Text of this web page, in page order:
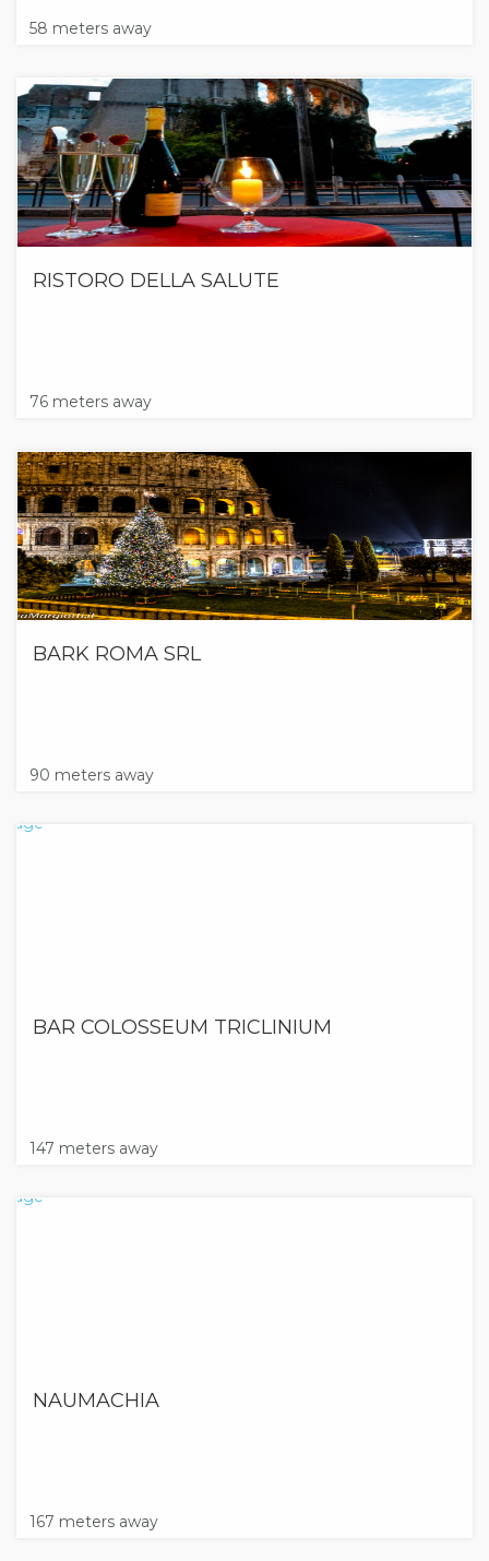
58 meters away
RISTORO DELLA SALUTE
76 meters away
BARK ROMA SRL
90 meters away
BAR COLOSSEUM TRICLINIUM
147 meters away
NAUMACHIA
167 meters away